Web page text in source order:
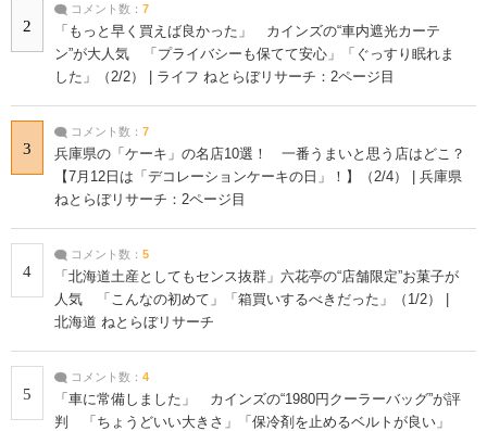
2
コメント数： 7
「もっと早く買えば良かった」 カインズの“車内遮光カーテ
ン”が大人気 「プライバシーも保てて安心」「ぐっすり眠れま
した」（2/2） | ライフ ねとらぼリサーチ：2ページ目
3
コメント数： 7
兵庫県の「ケーキ」の名店10選！ 一番うまいと思う店はどこ？
【7月12日は「デコレーションケーキの日」！】（2/4） | 兵庫県
ねとらぼリサーチ：2ページ目
4
コメント数： 5
「北海道土産としてもセンス抜群」六花亭の“店舗限定”お菓子が
人気 「こんなの初めて」「箱買いするべきだった」（1/2） |
北海道 ねとらぼリサーチ
5
コメント数： 4
「車に常備しました」 カインズの“1980円クーラーバッグ”が評
判 「ちょうどいい大きさ」「保冷剤を止めるベルトが良い」